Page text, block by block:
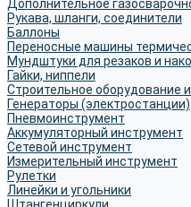
Дополнительное
Рукава, шланги, соединители
Баллоны
Переносные машины
Мундштуки для резаков и
Гайки, ниппели
Строительное оборудование
Генераторы (электростанции)
Пневмоинструмент
Аккумуляторный инструмент
Сетевой инструмент
Измерительный инструмент
Рулетки
Линейки и угольники